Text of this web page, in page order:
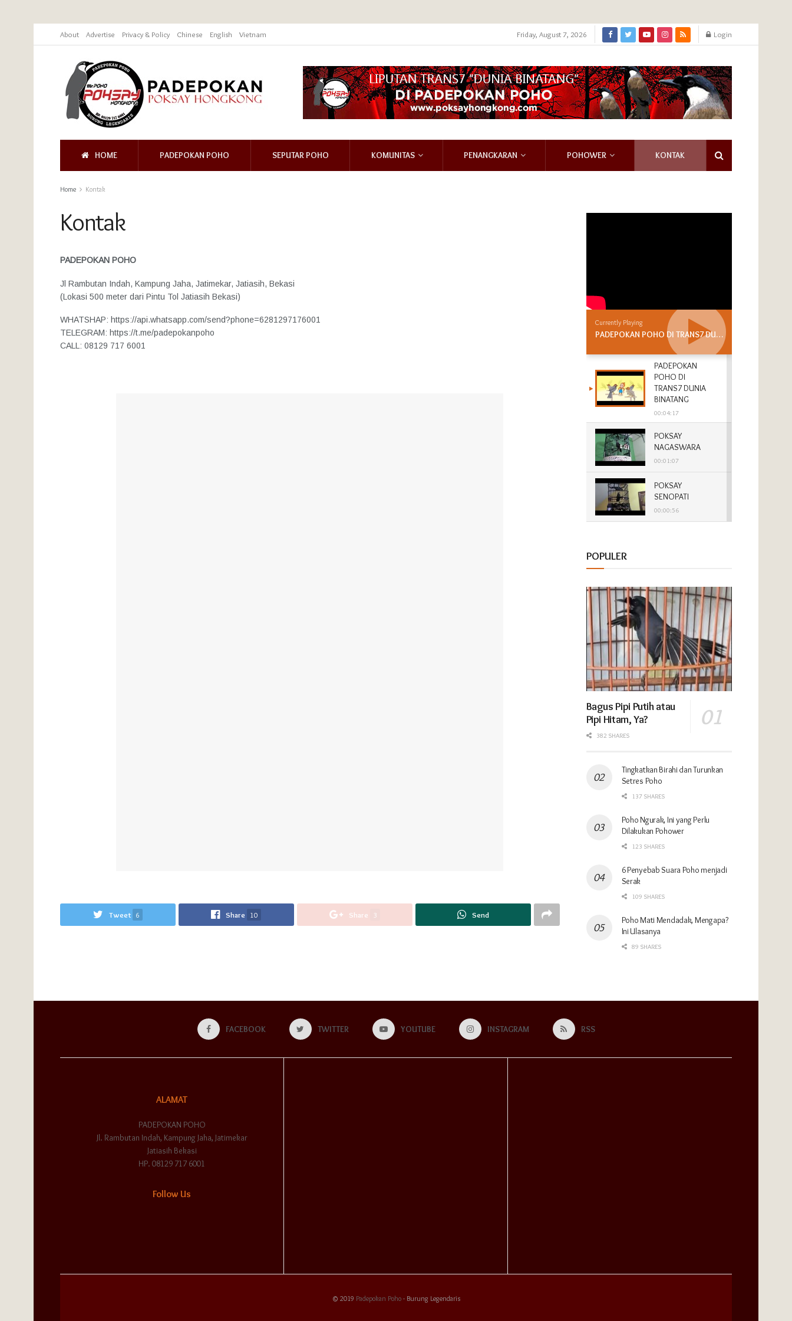
About Advertise Privacy & Policy Chinese English Vietnam Friday, August 7, 2026 Login
HOME PADEPOKAN POHO SEPUTAR POHO KOMUNITAS PENANGKARAN POHOWER KONTAK
Home Kontak
Kontak
PADEPOKAN POHO
Jl Rambutan Indah, Kampung Jaha, Jatimekar, Jatiasih, Bekasi
(Lokasi 500 meter dari Pintu Tol Jatiasih Bekasi)
WHATSHAP: https://api.whatsapp.com/send?phone=6281297176001
TELEGRAM: https://t.me/padepokanpoho
CALL: 08129 717 6001
Tweet 6 Share 10 Share 3 Send
Currently Playing
PADEPOKAN POHO DI TRANS7 DUNIA BINATANG
PADEPOKAN
POHO DI
TRANS7 DUNIA
BINATANG
00:04:17
POKSAY
NAGASWARA
00:01:07
POKSAY
SENOPATI
00:00:56
POKSAY
SONTOJOYO
00:00:57
POPULER
Bagus Pipi Putih atau
Pipi Hitam, Ya?
382 SHARES
Tingkatkan Birahi dan Turunkan
Setres Poho
137 SHARES
Poho Ngurak, Ini yang Perlu
Dilakukan Pohower
123 SHARES
6 Penyebab Suara Poho menjadi
Serak
109 SHARES
Poho Mati Mendadak, Mengapa?
Ini Ulasanya
89 SHARES
FACEBOOK TWITTER YOUTUBE INSTAGRAM RSS
ALAMAT
PADEPOKAN POHO
Jl. Rambutan Indah, Kampung Jaha, Jatimekar
Jatiasih Bekasi
HP. 08129 717 6001
Follow Us
© 2019 Padepokan Poho- Burung Legendaris